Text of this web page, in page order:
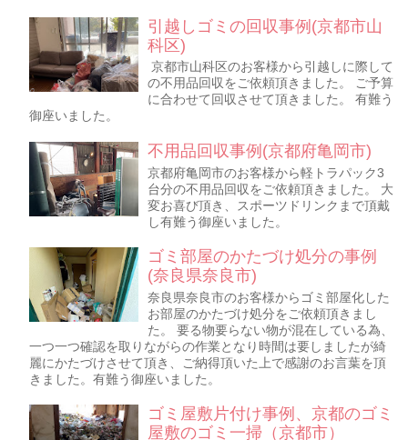
引越しゴミの回収事例(京都市山
科区)
京都市山科区のお客様から引越しに際して
の不用品回収をご依頼頂きました。 ご予算
に合わせて回収させて頂きました。 有難う
御座いました。
不用品回収事例(京都府亀岡市)
京都府亀岡市のお客様から軽トラパック3
台分の不用品回収をご依頼頂きました。 大
変お喜び頂き、スポーツドリンクまで頂戴
し有難う御座いました。
ゴミ部屋のかたづけ処分の事例
(奈良県奈良市)
奈良県奈良市のお客様からゴミ部屋化した
お部屋のかたづけ処分をご依頼頂きまし
た。 要る物要らない物が混在している為、
一つ一つ確認を取りながらの作業となり時間は要しましたが綺
麗にかたづけさせて頂き、ご納得頂いた上で感謝のお言葉を頂
きました。有難う御座いました。
ゴミ屋敷片付け事例、京都のゴミ
屋敷のゴミ一掃（京都市）